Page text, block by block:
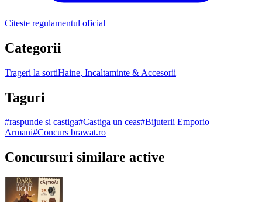
Citeste regulamentul oficial
Categorii
Trageri la sortiHaine, Incaltaminte & Accesorii
Taguri
#raspunde si castiga#Castiga un ceas#Bijuterii Emporio
Armani#Concurs brawat.ro
Concursuri similare active